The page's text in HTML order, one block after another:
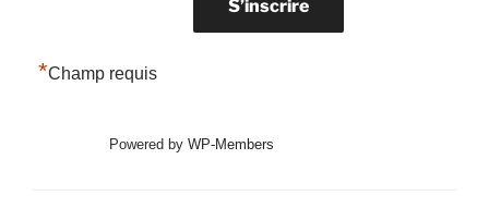
*Champ requis
Powered by WP-Members